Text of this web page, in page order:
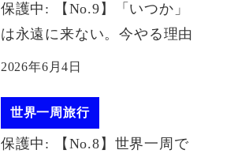
保護中: 【No.9】「いつか」
は永遠に来ない。今やる理由
2026年6月4日
世界一周旅行
保護中: 【No.8】世界一周で